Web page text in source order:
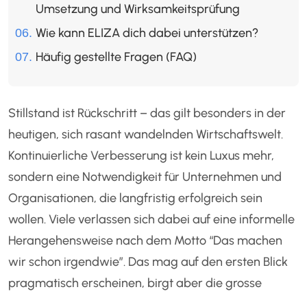
Umsetzung und Wirksamkeitsprüfung
Wie kann ELIZA dich dabei unterstützen?
Häufig gestellte Fragen (FAQ)
Stillstand ist Rückschritt – das gilt besonders in der
heutigen, sich rasant wandelnden Wirtschaftswelt.
Kontinuierliche Verbesserung ist kein Luxus mehr,
sondern eine Notwendigkeit für Unternehmen und
Organisationen, die langfristig erfolgreich sein
wollen. Viele verlassen sich dabei auf eine informelle
Herangehensweise nach dem Motto “Das machen
wir schon irgendwie”. Das mag auf den ersten Blick
pragmatisch erscheinen, birgt aber die grosse